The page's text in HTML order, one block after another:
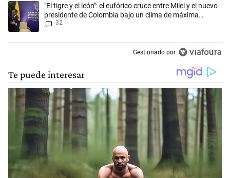
Un artículo de tendencia con el título ""El tigre y el león": el eufórico
"El tigre y el león": el eufórico cruce entre Milei y el nuevo
presidente de Colombia bajo un clima de máxima
tensión
32
Gestionado por